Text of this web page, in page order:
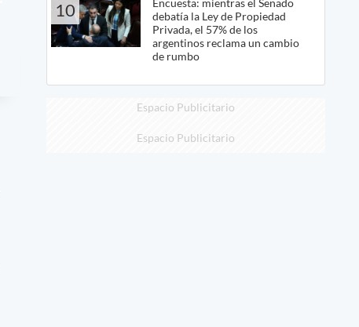
10
Encuesta: mientras el Senado
debatía la Ley de Propiedad
Privada, el 57% de los
argentinos reclama un cambio
de rumbo
Espacio Publicitario
Espacio Publicitario